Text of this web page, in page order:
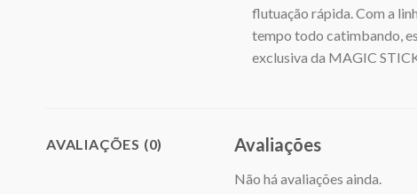
flutuação rápida. Com a
tempo todo catimbando,
exclusiva da MAGIC
AVALIAÇÕES (0) Avaliações
Não há avaliações ainda.